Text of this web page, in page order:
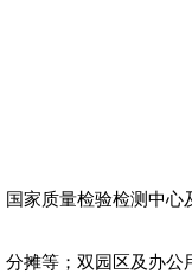
家质量检验检测中心
摊等；双园区及办公